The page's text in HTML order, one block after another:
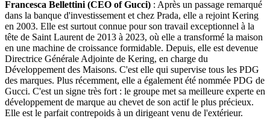
Francesca Bellettini (CEO of Gucci) : Après un passage remarqué
dans la banque d'investissement et chez Prada, elle a rejoint Kering
en 2003. Elle est surtout connue pour son travail exceptionnel à la
tête de Saint Laurent de 2013 à 2023, où elle a transformé la maison
en une machine de croissance formidable. Depuis, elle est devenue
Directrice Générale Adjointe de Kering, en charge du
Développement des Maisons. C'est elle qui supervise tous les PDG
des marques. Plus récemment, elle a également été nommée PDG de
Gucci. C'est un signe très fort : le groupe met sa meilleure experte en
développement de marque au chevet de son actif le plus précieux.
Elle est le parfait contrepoids à un dirigeant venu de l'extérieur.